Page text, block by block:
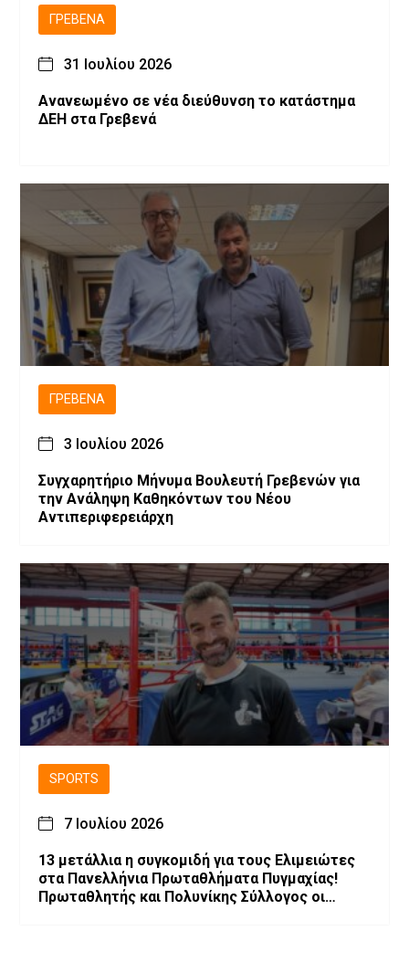
ΓΡΕΒΕΝΆ
31 Ιουλίου 2026
Ανανεωμένο σε νέα διεύθυνση το κατάστημα
ΔΕΗ στα Γρεβενά
ΓΡΕΒΕΝΆ
3 Ιουλίου 2026
Συγχαρητήριο Μήνυμα Βουλευτή Γρεβενών για
την Ανάληψη Καθηκόντων του Νέου
Αντιπεριφερειάρχη
SPORTS
7 Ιουλίου 2026
13 μετάλλια η συγκομιδή για τους Ελιμειώτες
στα Πανελλήνια Πρωταθλήματα Πυγμαχίας!
Πρωταθλητής και Πολυνίκης Σύλλογος οι